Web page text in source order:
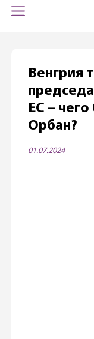
Венгрия
ЕС –
Орбан?
01.07.2024